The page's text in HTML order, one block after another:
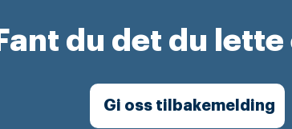
Fant du det du
Gi oss tilbakemelding